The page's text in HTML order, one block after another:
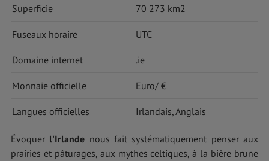
Superficie 70 273 km2
Fuseaux horaire UTC
Domaine internet .ie
Monnaie officielle Euro/ €
Langues officielles Irlandais, Anglais
Évoquer l'Irlande nous fait systématiquement penser aux
prairies et pâturages, aux mythes celtiques, à la bière brune